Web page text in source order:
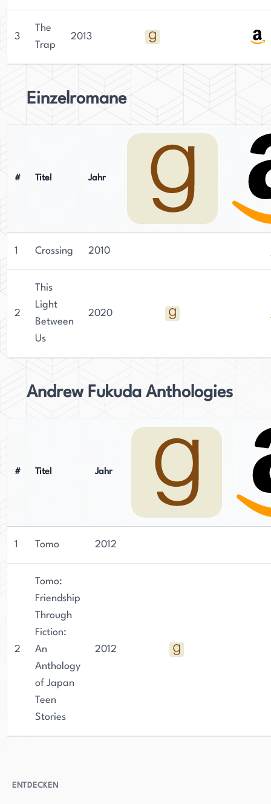
über zehn Sprachen übersetzt und mit dem 2021
Asian/Pacific American Award for Young Adult
Literature ausgezeichnet. Sein vielseitiges Werk
seinem Engagement für die Erzählkunst. Fukudas
Fähigkeit, fesselnde Welten und fesselnde
geachteter Autor im Genre young adult Fantasy
3
The
Trap
2013
Einzelromane
# Titel Jahr
1 Crossing 2010
2
This
Light
Between
Us
2020
Andrew Fukuda Anthologies
# Titel Jahr
1 Tomo 2012
2
Tomo:
Friendship
Through
Fiction:
An
Anthology
of Japan
Teen
Stories
2012
ENTDECKEN